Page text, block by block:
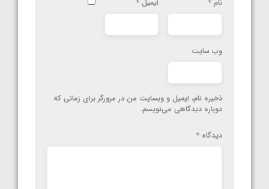
نام * ایمیل *
وب‌ سایت
ذخیره نام، ایمیل و وبسایت من در مرورگر برای زمانی که
دوباره دیدگاهی می‌نویسم.
دیدگاه *